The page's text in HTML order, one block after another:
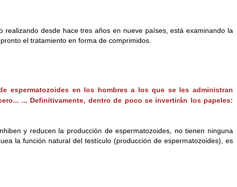
realizando desde hace tres años en nueve países, está examinando la
el tratamiento en forma de comprimidos.
espermatozoides en los hombres a los que se les administran
... Definitivamente, dentro de poco se invertirán los papeles:
y reducen la producción de espermatozoides, no tienen ninguna
la función natural del testículo (producción de espermatozoides), es